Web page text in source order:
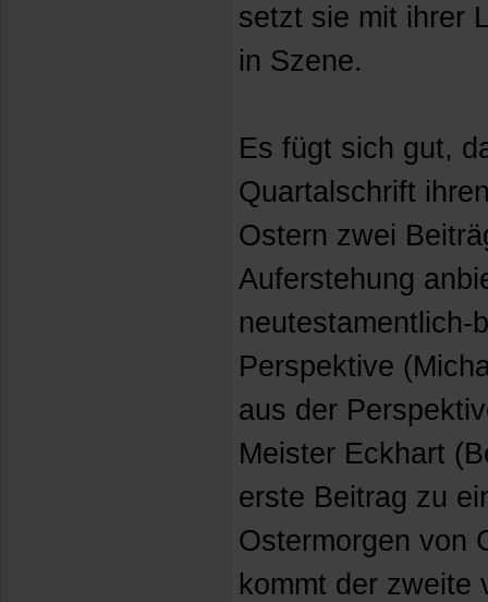
setzt sie mit ihrer
in Szene.
Es fügt sich gut,
Quartalschrift
Ostern zwei
Auferstehung
neutestamentlich-
Perspektive
aus der
Meister Eckhart
erste Beitrag zu
Ostermorgen von
kommt der zweite